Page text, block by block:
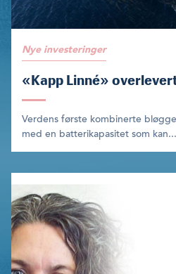
Nye investeringer
«Kapp Linné»
Verdens første kombinerte
med en batterikapasitet som kan...